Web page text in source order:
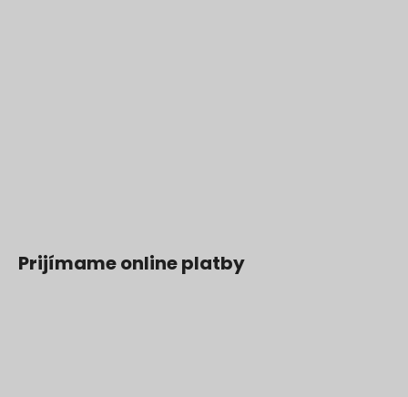
Prijímame online platby